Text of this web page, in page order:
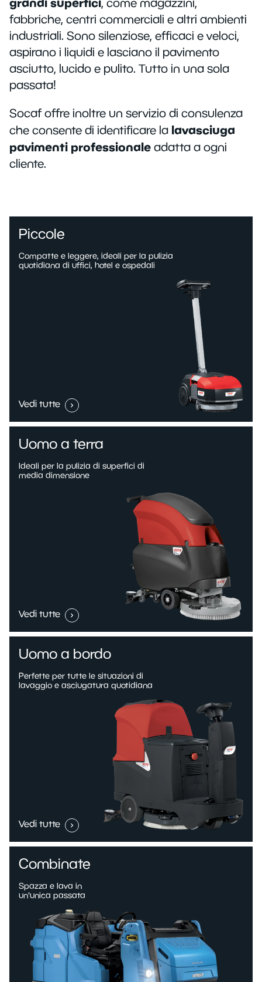
Usate
Impianti fissi
Autonome
Usate
Per olio e trucioli
Certificati ATEX
Elettroventilatori
Usati
Monospazzole
Pulizia pannelli solari
Vasche lavapezzi
Lavatappezzeria
Generatori di vapore
Battitappeto
Nebulizzatori
Purificatori d'aria
Panoramica
Detergenti
Attrezzature
Sacchi
Dispositivi di protezione individuale
Dispenser
Innovazione tecnologica
Consulenza tecnica
Pronto intervento
Noleggio macchine
Soluzioni finanziarie
Imprese di pulizia
Retail
Logistica
Chi siamo
fabbriche, centri commerciali e altri ambienti
industriali. Sono silenziose, efficaci e veloci,
aspirano i liquidi e lasciano il pavimento
asciutto, lucido e pulito. Tutto in una sola
passata!
Socaf offre inoltre un servizio di consulenza
che consente di identificare la lavasciuga
pavimenti professionale adatta a ogni
cliente.
Piccole
Compatte e leggere, ideali per la pulizia
quotidiana di uffici, hotel e ospedali
Vedi tutte
Uomo a terra
Ideali per la pulizia di superfici di
media dimensione
Vedi tutte
Uomo a bordo
Perfette per tutte le situazioni di
lavaggio e asciugatura quotidiana
Vedi tutte
Combinate
Spazza e lava in
un'unica passata